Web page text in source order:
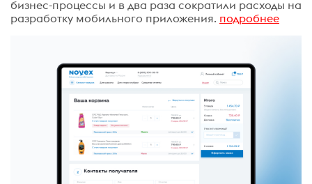
бизнес-процессы и в два раза сократили расходы на
разработку мобильного приложения. подробнее